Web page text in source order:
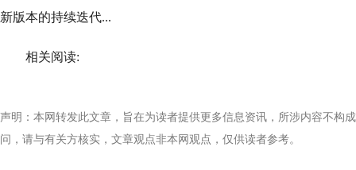
新版本的持续迭代...
相关阅读:
声明：本网转发此文章，旨在为读者提供更多信息资讯，所涉内容不构
问，请与有关方核实，文章观点非本网观点，仅供读者参考。